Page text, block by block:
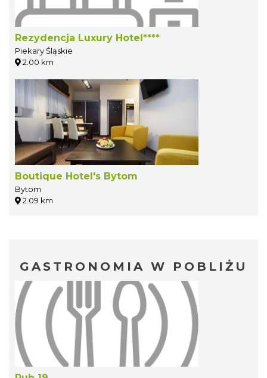
Rezydencja Luxury Hotel****
Piekary Śląskie
2.00 km
Boutique Hotel's Bytom
Bytom
2.09 km
GASTRONOMIA W POBLIŻU